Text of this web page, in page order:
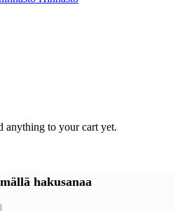
anything to your cart yet.
hakusanaa